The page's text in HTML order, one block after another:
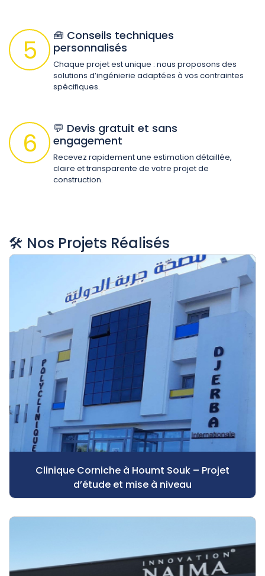
5
🧰 Conseils techniques
personnalisés
Chaque projet est unique : nous proposons des
solutions d’ingénierie adaptées à vos contraintes
spécifiques.
6
💬 Devis gratuit et sans
engagement
Recevez rapidement une estimation détaillée,
claire et transparente de votre projet de
construction.
🛠️ Nos Projets Réalisés
Clinique Corniche à Houmt Souk – Projet
d’étude et mise à niveau